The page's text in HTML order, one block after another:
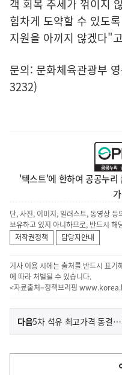
객 회복 추세가 꺾이지
힘차게 도약할 수 있도
지원을 아끼지 않겠다"
문의: 문화체육관광부
3232)
'텍스트'에 한하여 공공누리
단, 사진, 이미지, 일러스트, 동영상
보유하고 있지 아니하므로, 반드시
저작권정책
담당자안내
기사 이용 시에는 출처를 반드시 표기
에 따라 처벌될 수 있습니다.
<자료출처=정책브리핑
이
전
다
다음기
사
5차 석유 최고가격 동결